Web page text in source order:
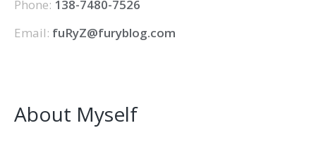
Phone: 138-7480-7526
Email: fuRyZ@furyblog.com
About Myself